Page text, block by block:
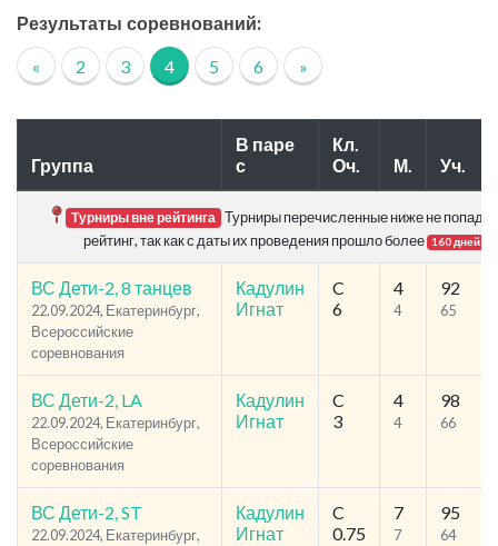
Результаты соревнований:
« 2 3 4 5 6 »
Группа
В паре
с
Кл.
Оч.
М. Уч.
Турниры вне рейтинга Турниры перечисленные ниже не
рейтинг, так как с даты их проведения прошло более 160 дней
ВС Дети-2, 8 танцев
22.09.2024, Екатеринбург,
Всероссийские
соревнования
Кадулин
Игнат
C
6
4
4
92
65
ВС Дети-2, LA
22.09.2024, Екатеринбург,
Всероссийские
соревнования
Кадулин
Игнат
C
3
4
4
98
66
ВС Дети-2, ST
22.09.2024, Екатеринбург,
Кадулин
Игнат
C
0.75
7
7
95
64